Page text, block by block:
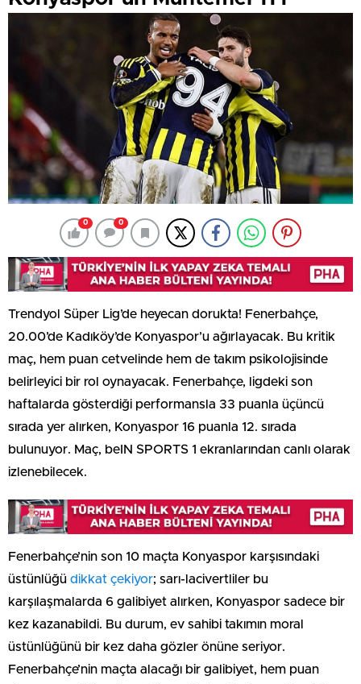
0 0
Trendyol Süper Lig’de heyecan dorukta! Fenerbahçe,
20.00’de Kadıköy’de Konyaspor’u ağırlayacak. Bu kritik
maç, hem puan cetvelinde hem de takım psikolojisinde
belirleyici bir rol oynayacak. Fenerbahçe, ligdeki son
haftalarda gösterdiği performansla 33 puanla üçüncü
sırada yer alırken, Konyaspor 16 puanla 12. sırada
bulunuyor. Maç, beIN SPORTS 1 ekranlarından canlı olarak
izlenebilecek.
Fenerbahçe’nin son 10 maçta Konyaspor karşısındaki
üstünlüğü dikkat çekiyor; sarı-lacivertliler bu
karşılaşmalarda 6 galibiyet alırken, Konyaspor sadece bir
kez kazanabildi. Bu durum, ev sahibi takımın moral
üstünlüğünü bir kez daha gözler önüne seriyor.
Fenerbahçe’nin maçta alacağı bir galibiyet, hem puan